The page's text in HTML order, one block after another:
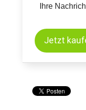
Ihre
Jetzt